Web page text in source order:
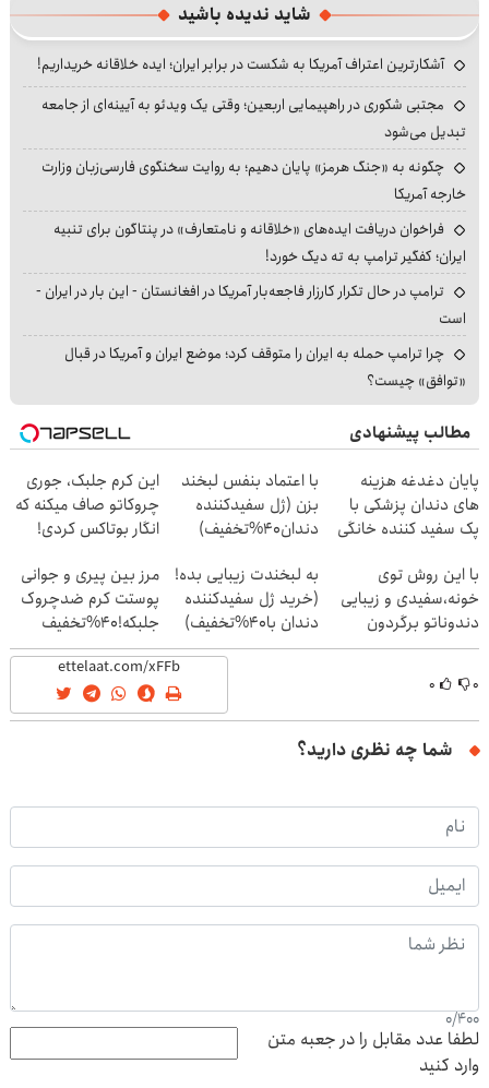
شاید ندیده باشید
آشکارترین اعتراف آمریکا به شکست در برابر ایران؛ ایده خلاقانه خریداریم!
مجتبی شکوری در راهپیمایی اربعین؛ وقتی یک ویدئو به آیینه‌ای از جامعه
تبدیل می‌شود
چگونه به «جنگ هرمز» پایان دهیم؛ به روایت سخنگوی فارسی‌زبان وزارت
خارجه آمریکا
فراخوان دریافت ایده‌های «خلاقانه و نامتعارف» در پنتاگون برای تنبیه
ایران؛ کفگیر ترامپ به ته دیگ خورد!
ترامپ در حال تکرار کارزار فاجعه‌بار آمریکا در افغانستان - این بار در ایران -
است
چرا ترامپ حمله به ایران را متوقف کرد؛ موضع ایران و آمریکا در قبال
«توافق» چیست؟
مطالب پیشنهادی
پایان دغدغه هزینه
های دندان پزشکی با
پک سفید کننده خانگی
با اعتماد بنفس لبخند
بزن (ژل سفیدکننده
دندان40%تخفیف)
این کرم جلبک، جوری
چروکاتو صاف میکنه که
انگار بوتاکس کردی!
با این روش توی
خونه،سفیدی و زیبایی
دندوناتو برگردون
(40%off)
به لبخندت زیبایی بده!
(خرید ژل سفیدکننده
دندان با40%تخفیف)
مرز بین پیری و جوانی
پوستت کرم ضدچروک
جلبکه!40%تخفیف
۰ ۰
شما چه نظری دارید؟
0/400
لطفا عدد مقابل را در جعبه متن
وارد کنید